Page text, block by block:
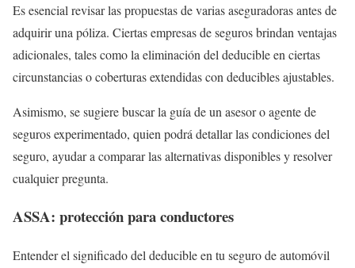
Es esencial revisar las propuestas de varias aseguradoras antes de
adquirir una póliza. Ciertas empresas de seguros brindan ventajas
adicionales, tales como la eliminación del deducible en ciertas
circunstancias o coberturas extendidas con deducibles ajustables.
Asimismo, se sugiere buscar la guía de un asesor o agente de
seguros experimentado, quien podrá detallar las condiciones del
seguro, ayudar a comparar las alternativas disponibles y resolver
cualquier pregunta.
ASSA: protección para conductores
Entender el significado del deducible en tu seguro de automóvil